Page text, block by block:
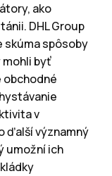
ako
DHL Group
skúma spôsoby
byť
obchodné
v
ďalší významný
umožní ich